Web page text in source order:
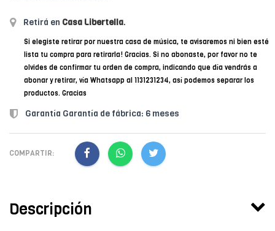
Retirá en Casa Libertella.
Si elegiste retirar por nuestra casa de música, te avisaremos ni bien esté
lista tu compra para retirarla! Gracias. Si no abonaste, por favor no te
olvides de confirmar tu orden de compra, indicando que día vendrás a
abonar y retirar, vía Whatsapp al 1131231234, así podemos separar los
productos. Gracias
Garantía Garantía de fábrica: 6 meses
COMPARTIR:
Descripción